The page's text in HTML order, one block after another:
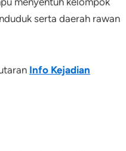
serta daerah rawan
Info Kejadian